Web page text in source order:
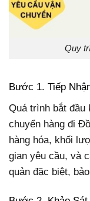
Quy
Bước 1. Tiếp
Quá trình bắt đầu
chuyển hàng đi
hàng hóa, khối
gian yêu cầu, và
quản đặc biệt,